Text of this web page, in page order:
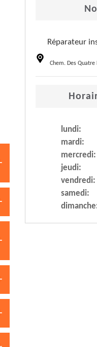
Réparateur
Chem. Des
lundi:
mardi:
mercredi:
jeudi:
vendredi:
samedi: